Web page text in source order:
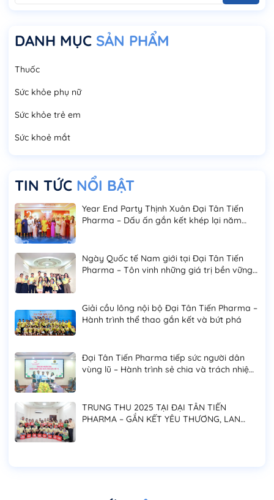
DANH MỤC SẢN PHẨM
Thuốc
Sức khỏe phụ nữ
Sức khỏe trẻ em
Sức khoẻ mắt
TIN TỨC NỔI BẬT
Year End Party Thịnh Xuân Đại Tân Tiến
Pharma – Dấu ấn gắn kết khép lại năm
Ngày Quốc tế Nam giới tại Đại Tân Tiến
Pharma – Tôn vinh những giá trị bền vững
Giải cầu lông nội bộ Đại Tân Tiến Pharma –
Hành trình thể thao gắn kết và bứt phá
Đại Tân Tiến Pharma tiếp sức người dân
vùng lũ – Hành trình sẻ chia và trách nhiệm
TRUNG THU 2025 TẠI ĐẠI TÂN TIẾN
PHARMA – GẮN KẾT YÊU THƯƠNG, LAN